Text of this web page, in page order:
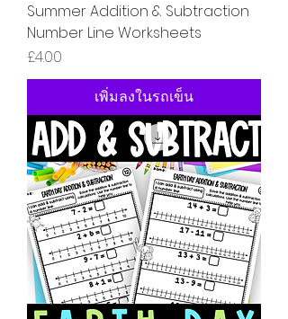
Summer Addition & Subtraction
Number Line Worksheets
ราคา
£4.00
เพิ่มลงในรถเข็น